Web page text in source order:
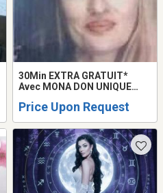
30Min EXTRA GRATUIT*
Avec MONA DON UNIQUE
MAGIE LOVE READING
Price Upon Request